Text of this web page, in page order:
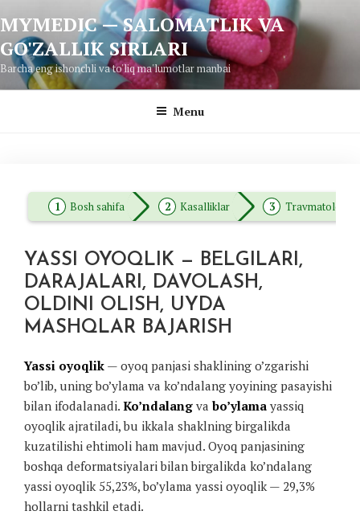
to
content
MYMEDIC — SALOMATLIK VA
GO'ZALLIK SIRLARI
Barcha eng ishonchli va to'liq ma'lumotlar manbai
Menu
Bosh sahifa Kasalliklar
YASSI OYOQLIK — BELGILARI,
DARAJALARI, DAVOLASH,
OLDINI OLISH, UYDA
MASHQLAR BAJARISH
Yassi oyoqlik — oyoq panjasi shaklining o’zgarishi
bo’lib, uning bo’ylama va ko’ndalang yoyining pasayishi
bilan ifodalanadi. Ko’ndalang va bo’ylama yassiq
oyoqlik ajratiladi, bu ikkala shaklning birgalikda
kuzatilishi ehtimoli ham mavjud. Oyoq panjasining
boshqa deformatsiyalari bilan birgalikda ko’ndalang
yassi oyoqlik 55,23%, bo’ylama yassi oyoqlik — 29,3%
hollarni tashkil etadi.